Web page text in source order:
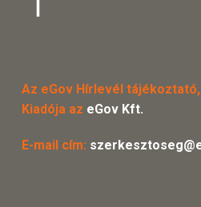
Az eGov Hírlevél
Kiadója az eGov Kft.
E-mail cím: